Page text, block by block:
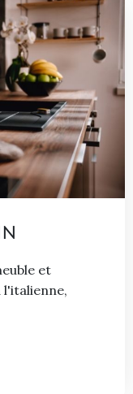
et
l'italienne,